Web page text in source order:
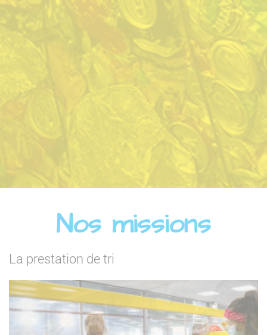
Nos missions
La prestation de tri